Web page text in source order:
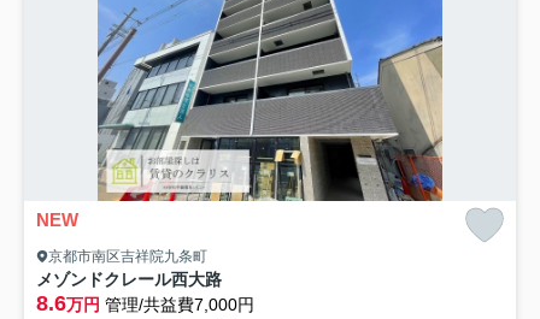
NEW
京都市南区吉祥院九条町
メゾンドクレール西大路
8.6万円 管理/共益費7,000円